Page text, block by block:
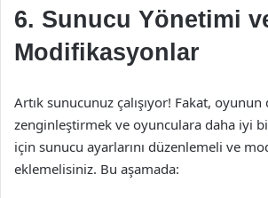
6. Sunucu Yönetimi
Modifikasyonlar
Artık sunucunuz çalışıyor! Fakat,
zenginleştirmek ve oyunculara daha iyi
için sunucu ayarlarını düzenlemeli ve
eklemelisiniz. Bu aşamada: